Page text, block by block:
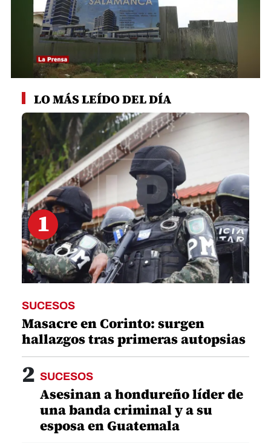
seconds
minute,
second
LO MÁS LEÍDO DEL DÍA
1
SUCESOS
Masacre en Corinto: surgen
hallazgos tras primeras autopsias
2 SUCESOS
Asesinan a hondureño líder de
una banda criminal y a su
esposa en Guatemala